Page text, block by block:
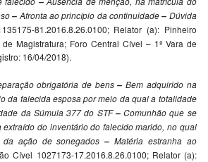
–Afronta ao princípio da continuidade– Dúvida
81.2016.8.26.0100; Relator (a): Pinheiro
Magistratura; Foro Central Cível – 1ª Vara de
16/04/2018).
obrigatória de bens–Bem adquirido na
da falecida esposa por meio da qual a totalidade
da Súmula 377 do STF–Comunhão que se
do inventário do falecido marido, no qual
da ação de sonegados–Matéria estranha ao
Cível 1027173-17.2016.8.26.0100; Relator (a):